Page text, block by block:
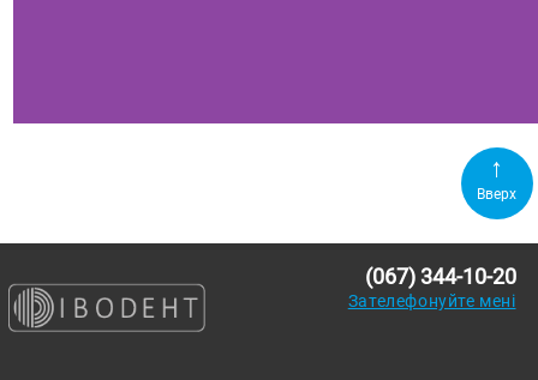
Вверх
(067) 344-10-20
Зателефонуйте мені